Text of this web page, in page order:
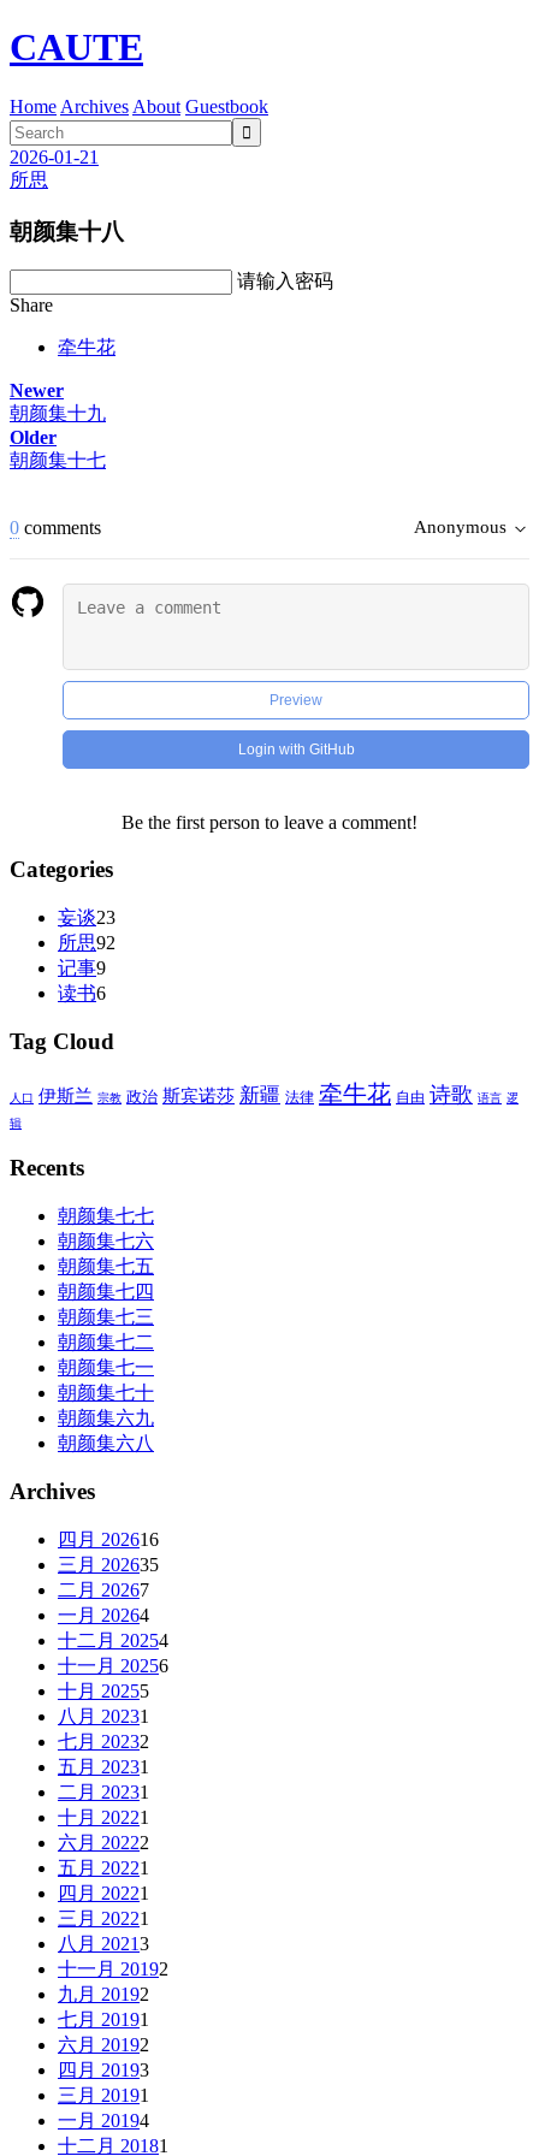
CAUTE
Home Archives About Guestbook

2026-01-21
所思
朝颜集十八
请输入密码
Share
牵牛花
Newer
朝颜集十九
Older
朝颜集十七
0 comments Anonymous
Preview
Login with GitHub
Be the first person to leave a comment!
Categories
妄谈23
所思92
记事9
读书6
Tag Cloud
人口 伊斯兰 宗教 政治 斯宾诺莎 新疆 法律 牵牛花 自由 诗歌 语言 逻
辑
Recents
朝颜集七七
朝颜集七六
朝颜集七五
朝颜集七四
朝颜集七三
朝颜集七二
朝颜集七一
朝颜集七十
朝颜集六九
朝颜集六八
Archives
四月 202616
三月 202635
二月 20267
一月 20264
十二月 20254
十一月 20256
十月 20255
八月 20231
七月 20232
五月 20231
二月 20231
十月 20221
六月 20222
五月 20221
四月 20221
三月 20221
八月 20213
十一月 20192
九月 20192
七月 20191
六月 20192
四月 20193
三月 20191
一月 20194
十二月 20181